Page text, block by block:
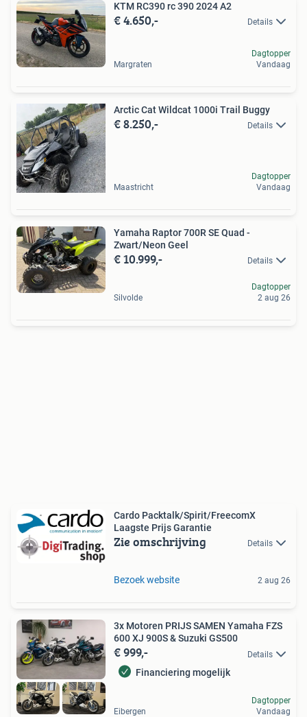
KTM RC390 rc 390 2024 A2
€ 4.650,- Details
Margraten
Dagtopper
Vandaag
Arctic Cat Wildcat 1000i Trail Buggy
€ 8.250,- Details
Maastricht
Dagtopper
Vandaag
Yamaha Raptor 700R SE Quad -
Zwart/Neon Geel
€ 10.999,- Details
Silvolde
Dagtopper
2 aug 26
Cardo Packtalk/Spirit/FreecomX
Laagste Prijs Garantie
Zie omschrijving Details
Bezoek website 2 aug 26
3x Motoren PRIJS SAMEN Yamaha FZS
600 XJ 900S & Suzuki GS500
€ 999,- Details
Financiering mogelijk
Eibergen
Dagtopper
Vandaag